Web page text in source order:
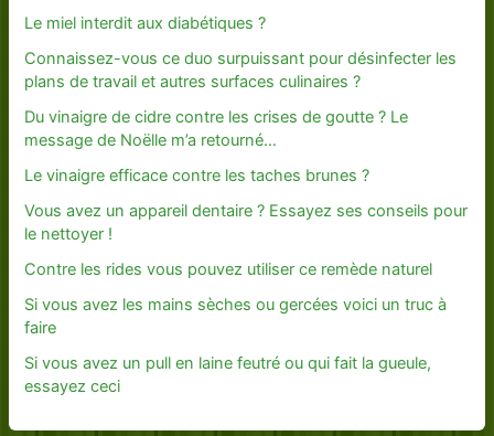
Le miel interdit aux diabétiques ?
Connaissez-vous ce duo surpuissant pour désinfecter les
plans de travail et autres surfaces culinaires ?
Du vinaigre de cidre contre les crises de goutte ? Le
message de Noëlle m’a retourné…
Le vinaigre efficace contre les taches brunes ?
Vous avez un appareil dentaire ? Essayez ses conseils pour
le nettoyer !
Contre les rides vous pouvez utiliser ce remède naturel
Si vous avez les mains sèches ou gercées voici un truc à
faire
Si vous avez un pull en laine feutré ou qui fait la gueule,
essayez ceci